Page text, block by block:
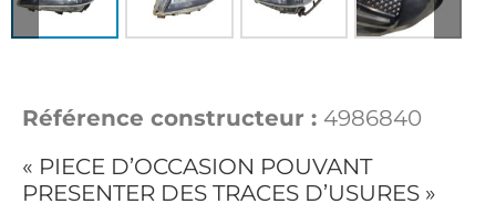
Référence constructeur : 4986840
« PIECE D’OCCASION POUVANT
PRESENTER DES TRACES D’USURES »